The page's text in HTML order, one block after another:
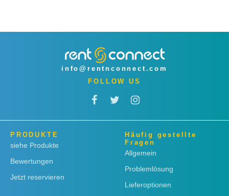
info@rentnconnect.com
FOLLOW US
PRODUKTE
siehe Produkte
Bewertungen
Jetzt reservieren
Häufig gestellte
Fragen
Allgemein
Problemlösung
Lieferoptionen